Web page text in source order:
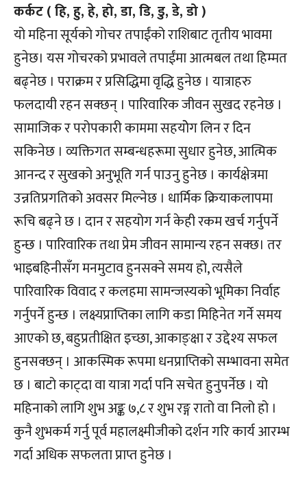
कर्कट ( हि, हु, हे, हो, डा, डि, डु, डे, डो )
यो महिना सूर्यको गोचर तपाईंको राशिबाट तृतीय भावमा
हुनेछ। यस गोचरको प्रभावले तपाईंमा आत्मबल तथा हिम्मत
बढ्नेछ । पराक्रम र प्रसिद्धिमा वृद्धि हुनेछ । यात्राहरु
फलदायी रहन सक्छन् । पारिवारिक जीवन सुखद रहनेछ ।
सामाजिक र परोपकारी काममा सहयोेग लिन र दिन
सकिनेछ । व्यक्तिगत सम्बन्धहरूमा सुधार हुनेछ, आत्मिक
आनन्द र सुखको अनुभूति गर्न पाउनु हुनेछ । कार्यक्षेत्रमा
उन्नतिप्रगतिको अवसर मिल्नेछ । धार्मिक क्रियाकलापमा
रूचि बढ्ने छ । दान र सहयोग गर्न केही रकम खर्च गर्नुपर्ने
हुन्छ । पारिवारिक तथा प्रेम जीवन सामान्य रहन सक्छ। तर
भाइबहिनीसँग मनमुटाव हुनसक्ने समय हो, त्यसैले
पारिवारिक विवाद र कलहमा सामन्जस्यको भूमिका निर्वाह
गर्नुपर्ने हुन्छ । लक्ष्यप्राप्तिका लागि कडा मिहिनेत गर्ने समय
आएको छ, बहुप्रतीक्षित इच्छा, आकाङ्क्षा र उद्देश्य सफल
हुनसक्छन् । आकस्मिक रूपमा धनप्राप्तिको सम्भावना समेत
छ । बाटो काट्दा वा यात्रा गर्दा पनि सचेत हुनुपर्नेछ । यो
महिनाको लागि शुभ अङ्क ७,८ र शुभ रङ्ग रातो वा निलो हो ।
कुनै शुभकर्म गर्नु पूर्व महालक्ष्मीजीको दर्शन गरि कार्य आरम्भ
गर्दा अधिक सफलता प्राप्त हुनेछ ।